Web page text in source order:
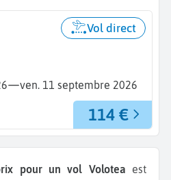
—ven. 11 septembre 2026
Vol direct
114 €
pour un vol Volotea est